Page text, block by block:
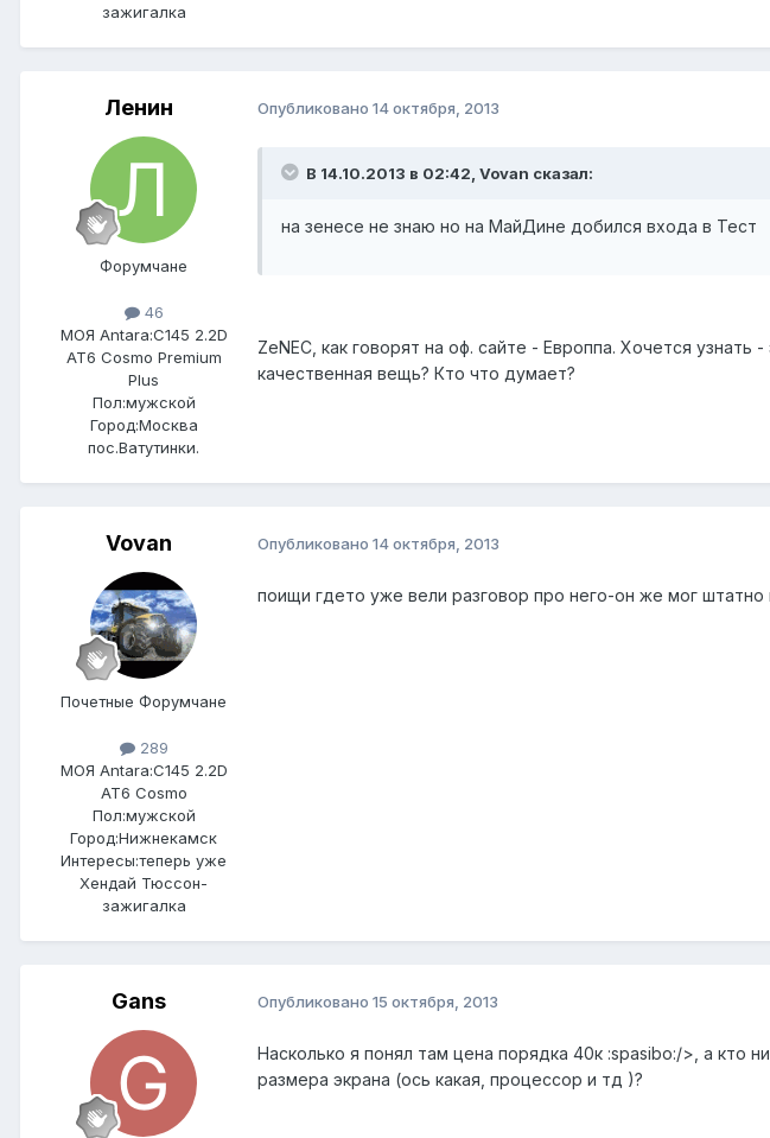
зажигалка
Ленин
Форумчане
46
МОЯ Antara:C145 2.2D
AT6 Cosmo Premium
Plus
Пол:мужской
Город:Москва
пос.Ватутинки.
Опубликовано 14 октября, 2013
В 14.10.2013 в 02:42, Vovan сказал:
на зенесе не знаю но на МайДине добился входа в Тест
ZeNEC, как говорят на оф. сайте - Европпа. Хочется узнать
качественная вещь? Кто что думает?
Vovan
Почетные Форумчане
289
МОЯ Antara:C145 2.2D
AT6 Cosmo
Пол:мужской
Город:Нижнекамск
Интересы:теперь уже
Хендай Тюссон-
зажигалка
Опубликовано 14 октября, 2013
поищи гдето уже вели разговор про него-он же мог
Gans Опубликовано 15 октября, 2013
Насколько я понял там цена порядка 40к :spasibo:/>, а кто
размера экрана (ось какая, процессор и тд )?